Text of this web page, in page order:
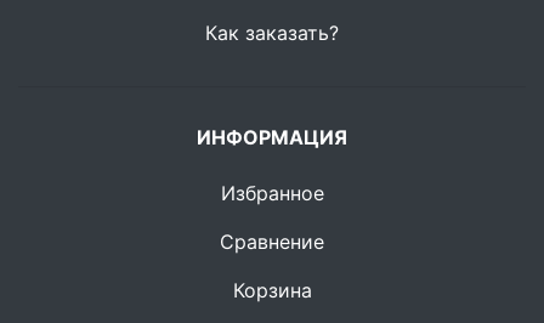
Как заказать?
ИНФОРМАЦИЯ
Избранное
Сравнение
Корзина